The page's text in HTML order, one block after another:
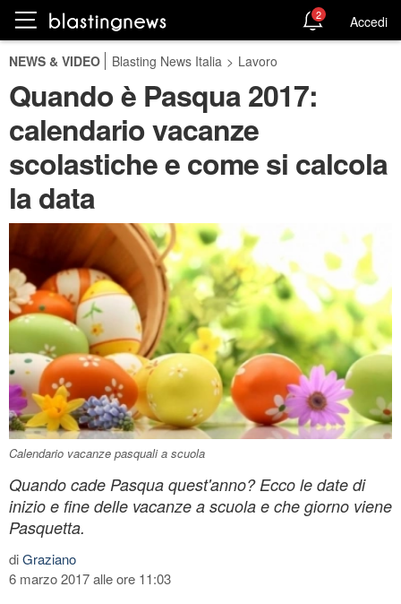
2 Accedi
NEWS & VIDEO Blasting News Italia > Lavoro
Quando è Pasqua 2017:
calendario vacanze
scolastiche e come si calcola
la data
Calendario vacanze pasquali a scuola
Quando cade Pasqua quest'anno? Ecco le date di
inizio e fine delle vacanze a scuola e che giorno viene
Pasquetta.
diGraziano
6 marzo 2017 alle ore 11:03